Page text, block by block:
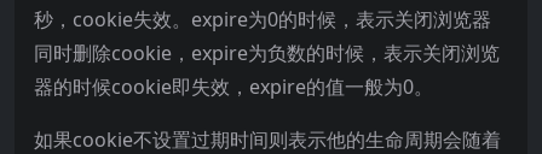
秒，cookie失效。expire为0的时候，表示关闭浏览器
同时删除cookie，expire为负数的时候，表示关闭浏览
器的时候cookie即失效，expire的值一般为0。
如果cookie不设置过期时间则表示他的生命周期会随着